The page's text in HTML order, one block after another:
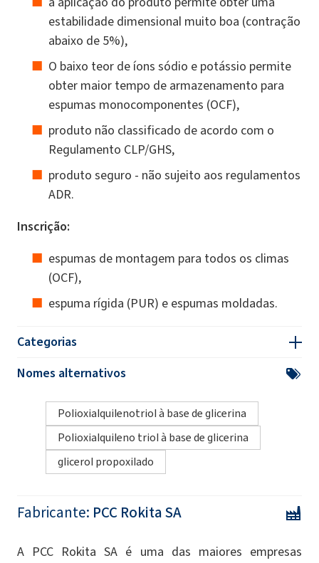
estabilidade dimensional muito boa (contração
abaixo de 5%),
O baixo teor de íons sódio e potássio permite
obter maior tempo de armazenamento para
espumas monocomponentes (OCF),
produto não classificado de acordo com o
Regulamento CLP/GHS,
produto seguro - não sujeito aos regulamentos
ADR.
Inscrição:
espumas de montagem para todos os climas
(OCF),
espuma rígida (PUR) e espumas moldadas.
Categorias
Nomes alternativos
Polioxialquilenotriol à base de glicerina
Polioxialquileno triol à base de glicerina
glicerol propoxilado
Fabricante: PCC Rokita SA
A PCC Rokita SA é uma das maiores empresas